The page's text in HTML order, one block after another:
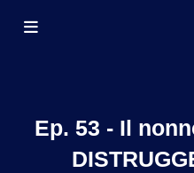
Ep. 53 - Il